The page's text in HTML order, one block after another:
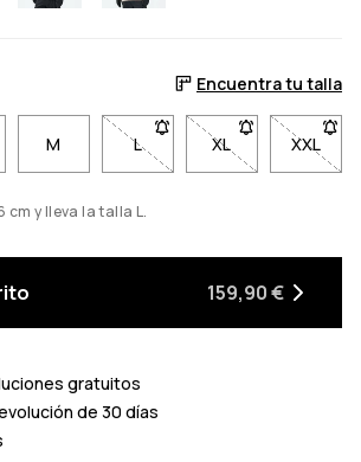
Encuentra tu talla
M L- Talla L no disponible. Haz
XL- Talla XL no
XXL- Talla
cm y lleva la talla L.
159,90 €
gratuitos
de 30 días